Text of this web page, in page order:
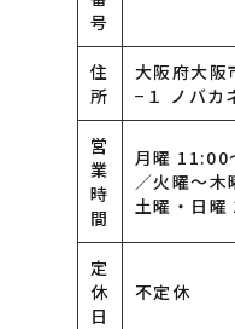
号
住
所
大阪府大阪
−１ ノバカ
営
業
時
間
月曜
／火曜〜
土曜・日
定
休
日
不定休